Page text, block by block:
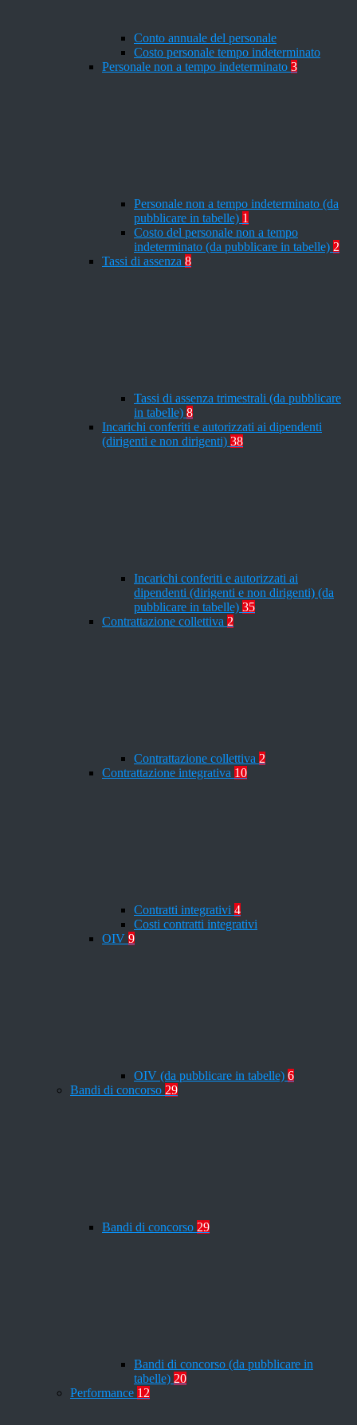
Conto annuale del personale
Costo personale tempo indeterminato
Personale non a tempo indeterminato 3
Personale non a tempo indeterminato (da
pubblicare in tabelle) 1
Costo del personale non a tempo
indeterminato (da pubblicare in tabelle) 2
Tassi di assenza 8
Tassi di assenza trimestrali (da pubblicare
in tabelle) 8
Incarichi conferiti e autorizzati ai dipendenti
(dirigenti e non dirigenti) 38
Incarichi conferiti e autorizzati ai
dipendenti (dirigenti e non dirigenti) (da
pubblicare in tabelle) 35
Contrattazione collettiva 2
Contrattazione collettiva 2
Contrattazione integrativa 10
Contratti integrativi 4
Costi contratti integrativi
OIV 9
OIV (da pubblicare in tabelle) 6
Bandi di concorso 29
Bandi di concorso 29
Bandi di concorso (da pubblicare in
tabelle) 20
Performance 12